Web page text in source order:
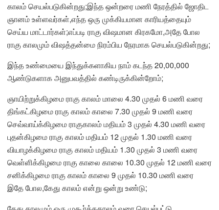
காலம் செயல்படுகின்றது;இந்த ஒன்றரை மணி நேரத்தில் ஜோதிட
ஞானம் உள்ளவர்கள்,எந்த ஒரு முக்கியமான காரியத்தையும்
செய்ய மாட்டார்கள்;எப்படி ராகு விஷமான கிரகமோ,அதே போல
ராகு காலமும் விஷத்தன்மை நிரம்பிய நேரமாக செயல்படுகின்றது;
இந்த உண்மையை இந்துக்களாகிய நாம் கடந்த 20,00,000
ஆண்டுகளாக அனுபவத்தில் கண்டிருக்கின்றோம்;
ஞாயிற்றுக்கிழமை ராகு காலம் மாலை 4.30 முதல் 6 மணி வரை
திங்கட்கிழமை ராகு காலம் காலை 7.30 முதல் 9 மணி வரை
செவ்வாய்க்கிழமை ராகுகாலம் மதியம் 3 முதல் 4.30 மணி வரை
புதன்கிழமை ராகு காலம் மதியம் 12 முதல் 1.30 மணி வரை
வியாழக்கிழமை ராகு காலம் மதியம் 1.30 முதல் 3 மணி வரை
வெள்ளிக்கிழமை ராகு காலை காலை 10.30 முதல் 12 மணி வரை
சனிக்கிழமை ராகு காலம் காலை 9 முதல் 10.30 மணி வரை
இதே போல,கேது காலம் என்று ஒன்று உண்டு;